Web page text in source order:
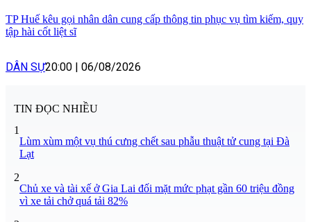
TP Huế kêu gọi nhân dân cung cấp thông tin phục vụ tìm kiếm, quy
tập hài cốt liệt sĩ
DÂN SỰ20:00 | 06/08/2026
TIN ĐỌC NHIỀU
1
Lùm xùm một vụ thú cưng chết sau phẫu thuật tử cung tại Đà
Lạt
2
Chủ xe và tài xế ở Gia Lai đối mặt mức phạt gần 60 triệu đồng
vì xe tải chở quá tải 82%